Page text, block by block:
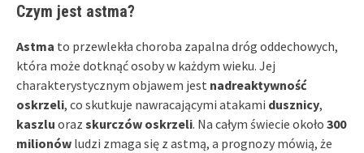
Czym jest astma?
Astma to przewlekła choroba zapalna dróg oddechowych,
która może dotknąć osoby w każdym wieku. Jej
charakterystycznym objawem jest nadreaktywność
oskrzeli, co skutkuje nawracającymi atakami dusznicy,
kaszlu oraz skurczów oskrzeli. Na całym świecie około 300
milionów ludzi zmaga się z astmą, a prognozy mówią, że